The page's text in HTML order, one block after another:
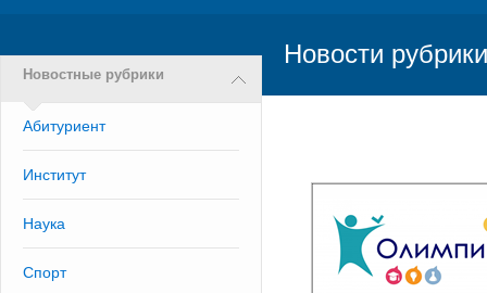
Новостные рубрики
Абитуриент
Институт
Наука
Спорт
Новости